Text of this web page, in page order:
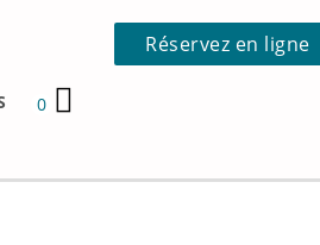
Réservez en ligne
0